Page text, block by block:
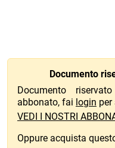
Documento
Documento
abbonato, fai login per
VEDI I NOSTRI
Oppure acquista